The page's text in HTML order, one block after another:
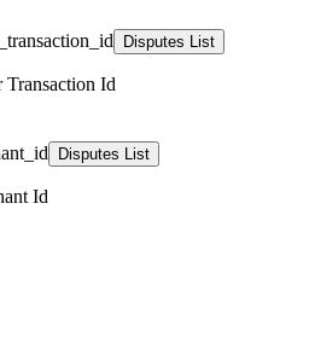
Disputes List
Transaction Id
Disputes List
Id